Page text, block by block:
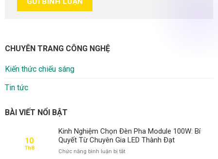
CHUYÊN TRANG CÔNG NGHỆ
Kiến thức chiếu sáng
Tin tức
BÀI VIẾT NỔI BẬT
10
Th8
Kinh Nghiệm Chọn Đèn Pha Module 100W: Bí
Quyết Từ Chuyên Gia LED Thành Đạt
Chức năng bình luận bị tắtở